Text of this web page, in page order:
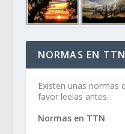
NORMAS EN TTN
Existen unas normas
favor leelas antes.
Normas en TTN